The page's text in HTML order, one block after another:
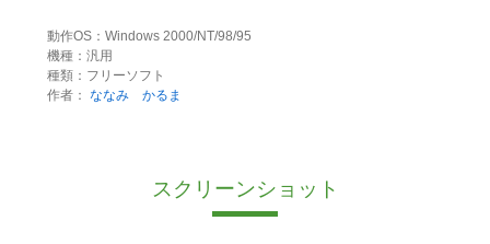
動作OS：Windows 2000/NT/98/95
機種：汎用
種類：フリーソフト
作者： ななみ かるま
スクリーンショット